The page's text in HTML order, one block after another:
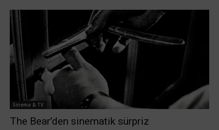
Sinema & TV
The Bear’den sinematik sürpriz